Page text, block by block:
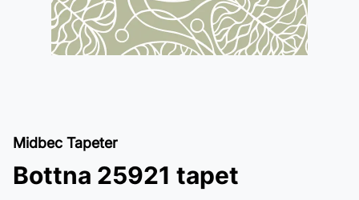
Midbec Tapeter
Bottna 25921 tapet